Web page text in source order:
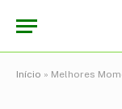
Início » Melhores